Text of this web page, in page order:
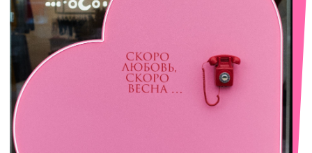
смотреть в Яндекс. Картах